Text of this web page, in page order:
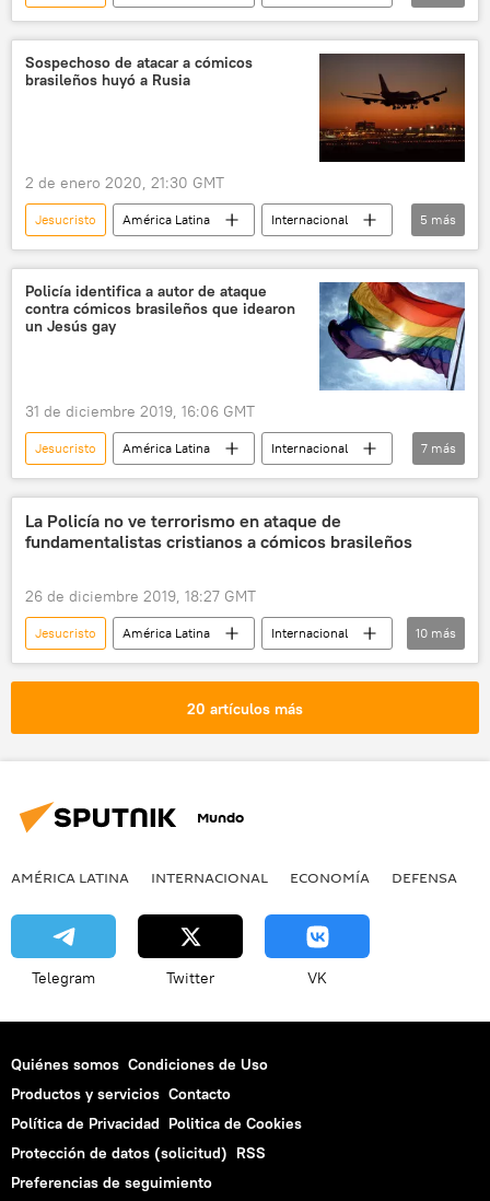
Rusia
Brasil
ataque
noticias
Sospechoso de atacar a cómicos
brasileños huyó a Rusia
2 de enero 2020, 21:30 GMT
Jesucristo América Latina
Internacional
Rusia
Brasil
ataque
homosexualidad
noticias
5 más
Policía identifica a autor de ataque
contra cómicos brasileños que idearon
un Jesús gay
31 de diciembre 2019, 16:06 GMT
Jesucristo América Latina
Internacional
Jesús
Brasil
policía
ataque
autores
homosexualidad
noticias
7 más
La Policía no ve terrorismo en ataque de
fundamentalistas cristianos a cómicos brasileños
26 de diciembre 2019, 18:27 GMT
Jesucristo América Latina
Internacional
Brasil
cómics
ataque
cristianismo
terrorismo
Netflix
homosexualidad
noticias
10 más
20 artículos más
Mundo
AMÉRICA LATINA INTERNACIONAL ECONOMÍA DEFENSA
Telegram Twitter VK
Quiénes somos Condiciones de Uso
Productos y servicios Contacto
Política de Privacidad Politica de Cookies
Protección de datos (solicitud) RSS
Preferencias de seguimiento